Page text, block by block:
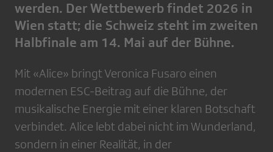
werden. Der Wettbewerb findet 2026 in
Wien statt; die Schweiz steht im zweiten
Halbfinale am 14. Mai auf der Bühne.
Mit «Alice» bringt Veronica Fusaro einen
modernen ESC-Beitrag auf die Bühne, der
musikalische Energie mit einer klaren Botschaft
verbindet. Alice lebt dabei nicht im Wunderland,
sondern in einer Realität, in der